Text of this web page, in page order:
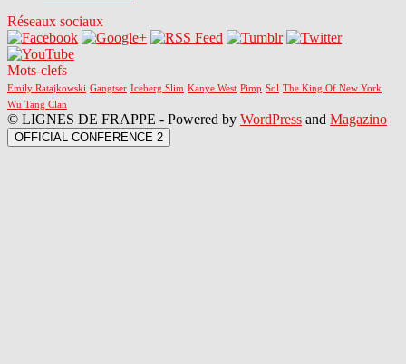
Réseaux sociaux
Mots-clefs
Emily Ratajkowski Gangtser Iceberg Slim Kanye West Pimp Sol The King Of New York
Wu Tang Clan
© LIGNES DE FRAPPE - Powered by WordPress and Magazino
OFFICIAL CONFERENCE 2